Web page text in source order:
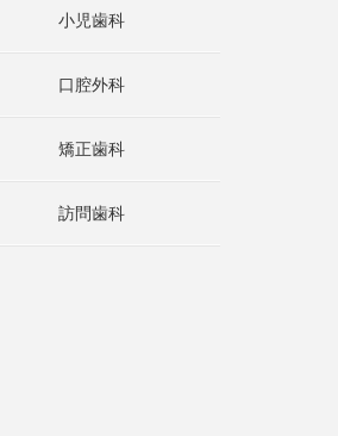
小児歯科
口腔外科
矯正歯科
訪問歯科